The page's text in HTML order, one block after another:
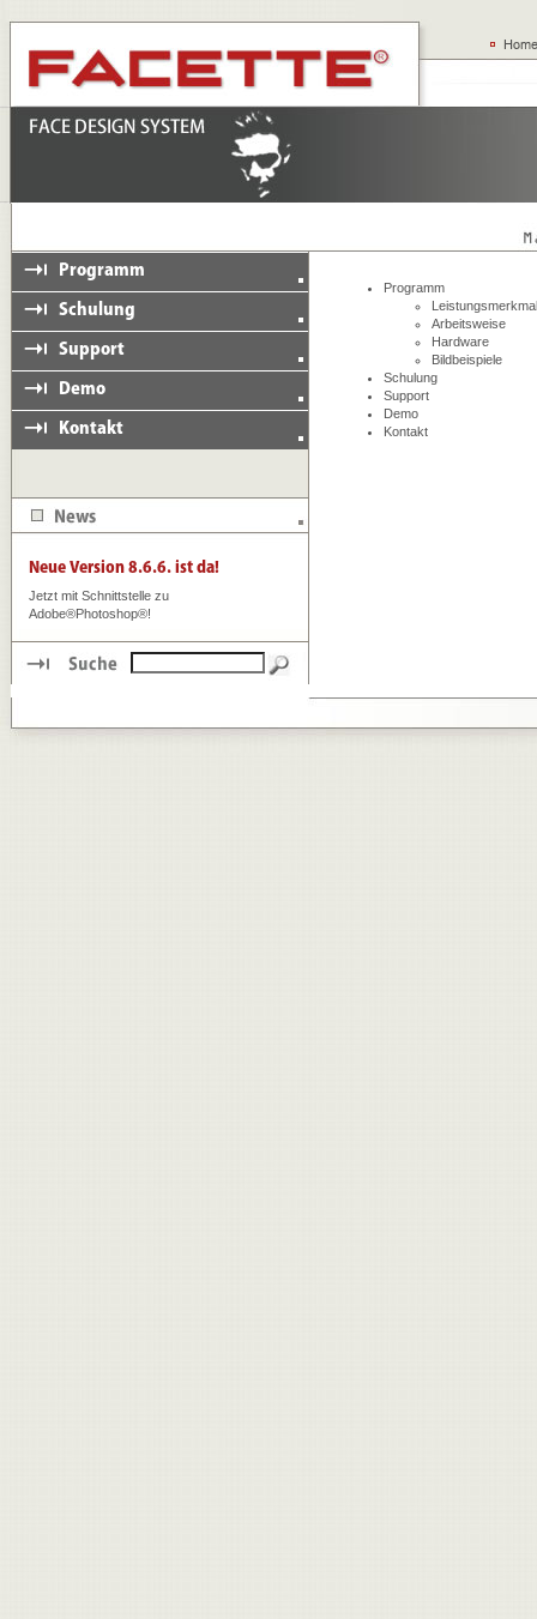
Jetzt mit Schnittstelle zu
Adobe®Photoshop®!
Programm
Arbeitsweise
Hardware
Bildbeispiele
Schulung
Support
Demo
Kontakt